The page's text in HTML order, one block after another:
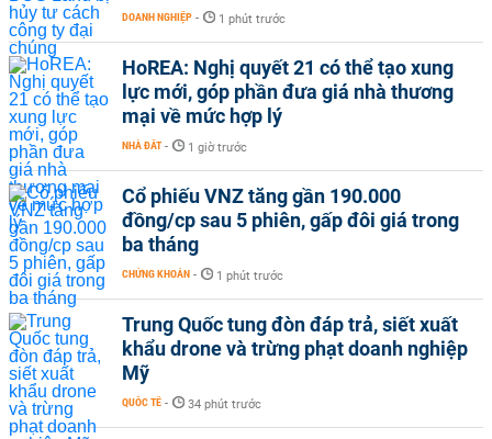
DOANH NGHIỆP - 1 phút trước
HoREA: Nghị quyết 21 có thể tạo xung
lực mới, góp phần đưa giá nhà thương
mại về mức hợp lý
NHÀ ĐẤT - 1 giờ trước
Cổ phiếu VNZ tăng gần 190.000
đồng/cp sau 5 phiên, gấp đôi giá trong
ba tháng
CHỨNG KHOÁN - 1 phút trước
Trung Quốc tung đòn đáp trả, siết xuất
khẩu drone và trừng phạt doanh nghiệp
Mỹ
QUỐC TẾ - 34 phút trước